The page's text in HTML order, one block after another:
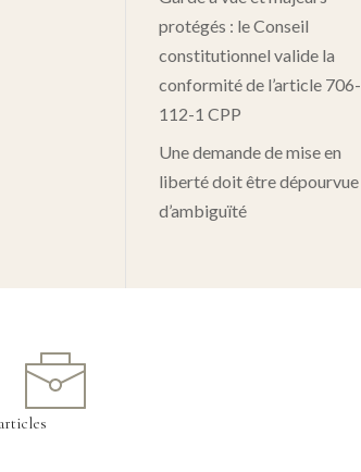
protégés : le Conseil
constitutionnel valide la
conformité de l’article 706-
112-1 CPP
Une demande de mise en
liberté doit être dépourvue
d’ambiguïté